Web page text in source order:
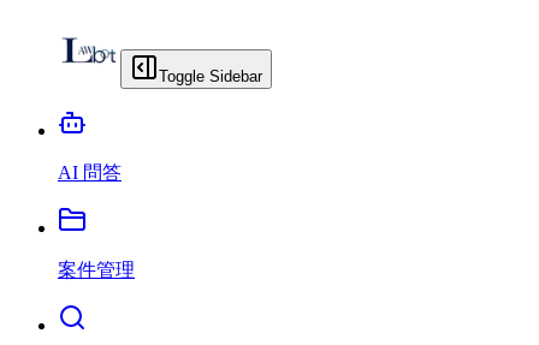
Toggle Sidebar
AI 問答
案件管理